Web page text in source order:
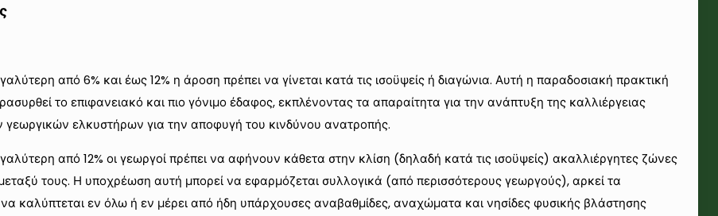
από 6% και έως 12% η άροση πρέπει να γίνεται κατά τις ισοϋψείς ή διαγώνια. Αυτή η παραδοσιακή πρακτική
το επιφανειακό και πιο γόνιμο έδαφος, εκπλένοντας τα απαραίτητα για την ανάπτυξη της καλλιέργειας
γεωργικών ελκυστήρων για την αποφυγή του κινδύνου ανατροπής.
από 12% οι γεωργοί πρέπει να αφήνουν κάθετα στην κλίση (δηλαδή κατά τις ισοϋψείς) ακαλλιέργητες ζώνες
τους. Η υποχρέωση αυτή μπορεί να εφαρμόζεται συλλογικά (από περισσότερους γεωργούς), αρκεί τα
καλύπτεται εν όλω ή εν μέρει από ήδη υπάρχουσες αναβαθμίδες, αναχώματα και νησίδες φυσικής βλάστησης